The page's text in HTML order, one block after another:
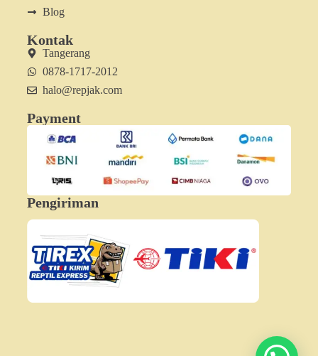
Blog
Kontak
Tangerang
0878-1717-2012
halo@repjak.com
Payment
Pengiriman